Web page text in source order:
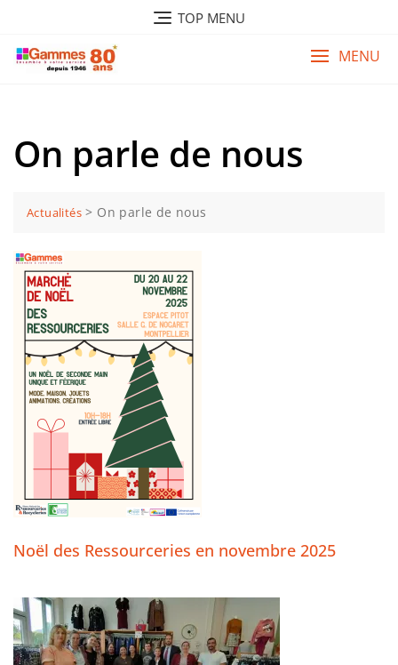
content
TOP MENU
MENU
On parle de nous
Actualités > On parle de nous
Noël des Ressourceries en novembre 2025